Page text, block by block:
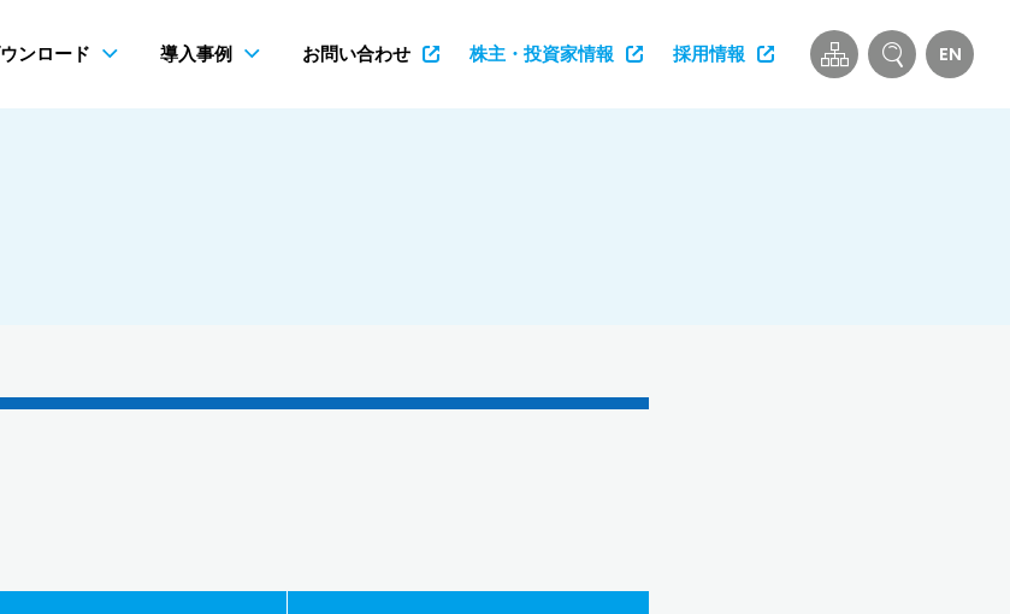
ンロード 導入事例 お問い合わせ 株主・投資家情報 採用情報 EN